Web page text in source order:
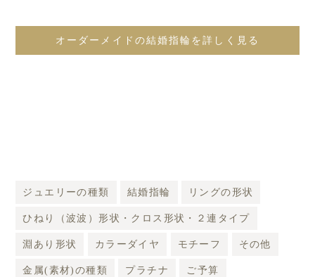
オーダーメイドの結婚指輪を詳しく見る
ジュエリーの種類 結婚指輪 リングの形状
ひねり（波波）形状・クロス形状・２連タイプ
淵あり形状 カラーダイヤ モチーフ その他
金属(素材)の種類 プラチナ ご予算